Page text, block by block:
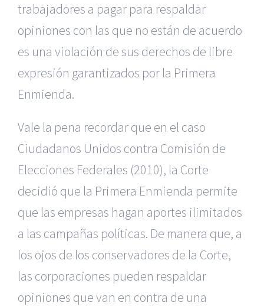
trabajadores a pagar para respaldar
opiniones con las que no están de acuerdo
es una violación de sus derechos de libre
expresión garantizados por la Primera
Enmienda.
Vale la pena recordar que en el caso
Ciudadanos Unidos contra Comisión de
Elecciones Federales (2010), la Corte
decidió que la Primera Enmienda permite
que las empresas hagan aportes ilimitados
a las campañas políticas. De manera que, a
los ojos de los conservadores de la Corte,
las corporaciones pueden respaldar
opiniones que van en contra de una